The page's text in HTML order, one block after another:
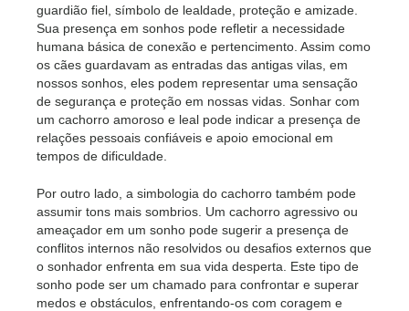
guardião fiel, símbolo de lealdade, proteção e amizade.
Sua presença em sonhos pode refletir a necessidade
humana básica de conexão e pertencimento. Assim como
os cães guardavam as entradas das antigas vilas, em
nossos sonhos, eles podem representar uma sensação
de segurança e proteção em nossas vidas. Sonhar com
um cachorro amoroso e leal pode indicar a presença de
relações pessoais confiáveis e apoio emocional em
tempos de dificuldade.
Por outro lado, a simbologia do cachorro também pode
assumir tons mais sombrios. Um cachorro agressivo ou
ameaçador em um sonho pode sugerir a presença de
conflitos internos não resolvidos ou desafios externos que
o sonhador enfrenta em sua vida desperta. Este tipo de
sonho pode ser um chamado para confrontar e superar
medos e obstáculos, enfrentando-os com coragem e